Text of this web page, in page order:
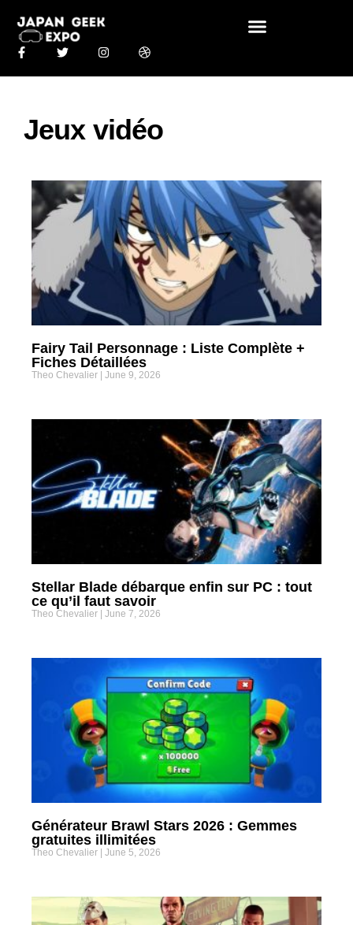
Jeux vidéo
Fairy Tail Personnage : Liste Complète +
Fiches Détaillées
Theo Chevalier June 9, 2026
Stellar Blade débarque enfin sur PC : tout
ce qu’il faut savoir
Theo Chevalier June 7, 2026
Générateur Brawl Stars 2026 : Gemmes
gratuites illimitées
Theo Chevalier June 5, 2026